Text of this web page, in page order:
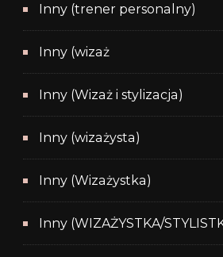
Inny (trener personalny)
Inny (wizaż
Inny (Wizaż i stylizacja)
Inny (wizażysta)
Inny (Wizażystka)
Inny (WIZAŻYSTKA/